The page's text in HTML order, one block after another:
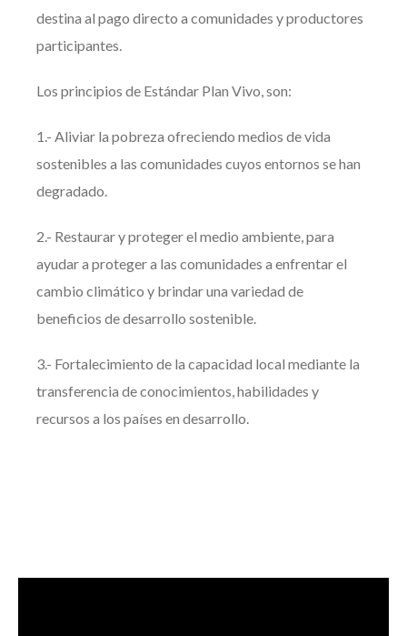
destina al pago directo a comunidades y productores
participantes.
Los principios de Estándar Plan Vivo, son:
1.- Aliviar la pobreza ofreciendo medios de vida
sostenibles a las comunidades cuyos entornos se han
degradado.
2.- Restaurar y proteger el medio ambiente, para
ayudar a proteger a las comunidades a enfrentar el
cambio climático y brindar una variedad de
beneficios de desarrollo sostenible.
3.- Fortalecimiento de la capacidad local mediante la
transferencia de conocimientos, habilidades y
recursos a los países en desarrollo.